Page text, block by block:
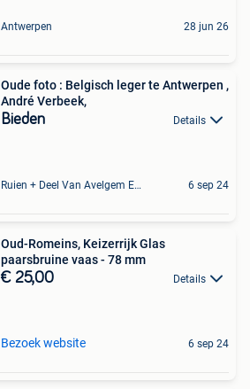
Antwerpen 28 jun 26
Oude foto : Belgisch leger te Antwerpen ,
André Verbeek,
Bieden Details
Ruien + Deel Van Avelgem En Waarmaarde 6 sep 24
Oud-Romeins, Keizerrijk Glas
paarsbruine vaas - 78 mm
€ 25,00 Details
Bezoek website 6 sep 24